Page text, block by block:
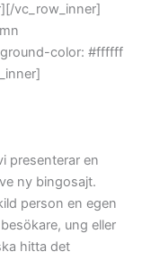
vc_row_inner]
color: #ffffff
presenterar en
ny bingosajt.
person en egen
ung eller
hitta det